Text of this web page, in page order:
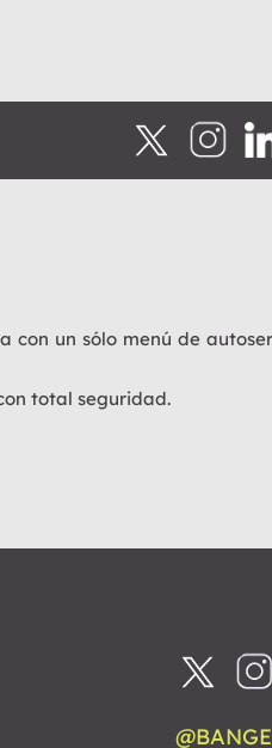
con un sólo menú de
total seguridad.